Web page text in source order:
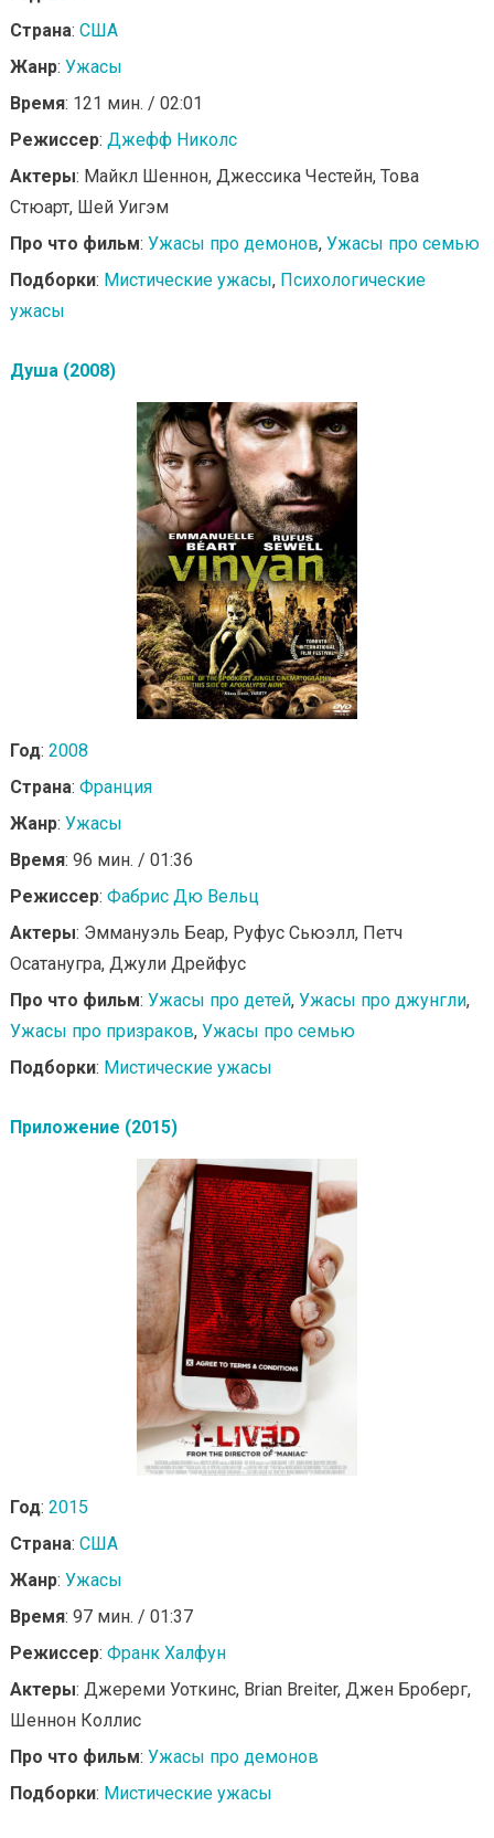
Страна: США
Жанр: Ужасы
Время: 121 мин. / 02:01
Режиссер: Джефф Николс
Актеры: Майкл Шеннон, Джессика Честейн, Това
Стюарт, Шей Уигэм
Про что фильм: Ужасы про демонов, Ужасы про семью
Подборки: Мистические ужасы, Психологические
ужасы
Душа (2008)
Год: 2008
Страна: Франция
Жанр: Ужасы
Время: 96 мин. / 01:36
Режиссер: Фабрис Дю Вельц
Актеры: Эммануэль Беар, Руфус Сьюэлл, Петч
Осатанугра, Джули Дрейфус
Про что фильм: Ужасы про детей, Ужасы про джунгли,
Ужасы про призраков, Ужасы про семью
Подборки: Мистические ужасы
Приложение (2015)
Год: 2015
Страна: США
Жанр: Ужасы
Время: 97 мин. / 01:37
Режиссер: Франк Халфун
Актеры: Джереми Уоткинс, Brian Breiter, Джен Броберг,
Шеннон Коллис
Про что фильм: Ужасы про демонов
Подборки: Мистические ужасы